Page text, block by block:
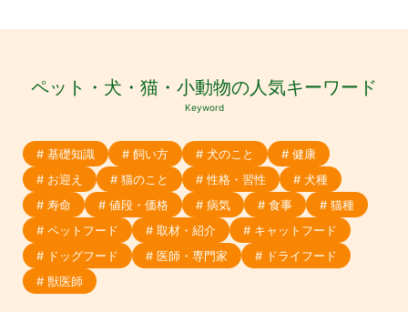
ペット・犬・猫・小動物の人気キーワード
Keyword
# 基礎知識 # 飼い方 # 犬のこと
# 健康
# お迎え
# 猫のこと # 性格・習性
# 犬種
# 寿命
# 値段・価格 # 病気 # 食事
# 猫種
# ペットフード
# 取材・紹介
# キャットフード
# ドッグフード
# 医師・専門家
# ドライフード
# 獣医師